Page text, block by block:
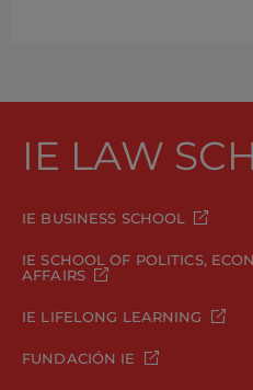
IE LAW
IE BUSINESS SCHOOL
IE SCHOOL OF POLITICS,
AFFAIRS
IE LIFELONG LEARNING
FUNDACIÓN IE